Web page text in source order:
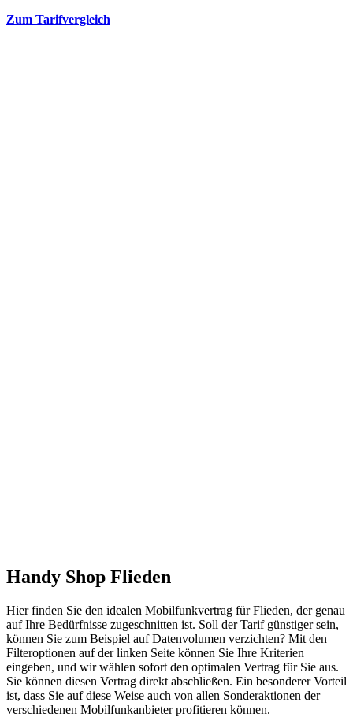
Zum Tarifvergleich
Handy Shop Flieden
Hier finden Sie den idealen Mobilfunkvertrag für Flieden, der genau
auf Ihre Bedürfnisse zugeschnitten ist. Soll der Tarif günstiger sein,
können Sie zum Beispiel auf Datenvolumen verzichten? Mit den
Filteroptionen auf der linken Seite können Sie Ihre Kriterien
eingeben, und wir wählen sofort den optimalen Vertrag für Sie aus.
Sie können diesen Vertrag direkt abschließen. Ein besonderer Vorteil
ist, dass Sie auf diese Weise auch von allen Sonderaktionen der
verschiedenen Mobilfunkanbieter profitieren können.